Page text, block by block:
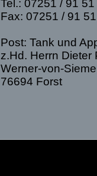
Tel.: 07251 / 91 51
Fax: 07251 / 91
Post: Tank und
z.Hd. Herrn Dieter
Werner-von-
76694 Forst